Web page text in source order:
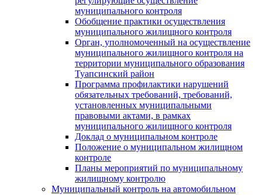
муниципального контроля
Обобщение практики осуществления
муниципального жилищного контроля
Орган, уполномоченный на осуществление
муниципального жилищного контроля на
территории муниципального образования
Туапсинский район
Программа профилактики нарушений
обязательных требований, требований,
установленных муниципальными
правовыми актами, в рамках
муниципального жилищного контроля
Доклад о муниципальном контроле
Положение о муниципальном жилищном
контроле
Планы мероприятий по муниципальному
жилищному контролю
Муниципальный контроль на автомобильном